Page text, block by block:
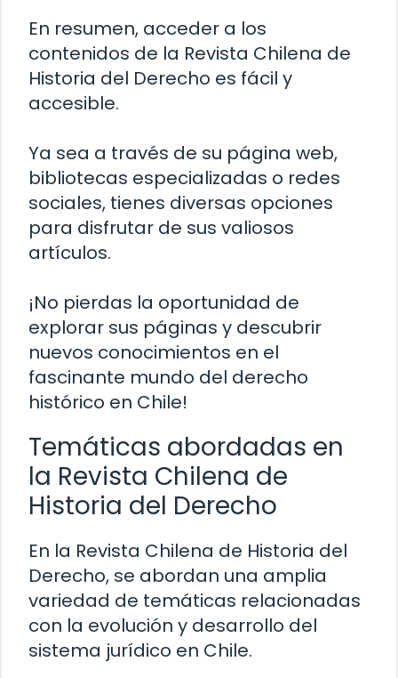
En resumen, acceder a los
contenidos de la Revista Chilena de
Historia del Derecho es fácil y
accesible.
Ya sea a través de su página web,
bibliotecas especializadas o redes
sociales, tienes diversas opciones
para disfrutar de sus valiosos
artículos.
¡No pierdas la oportunidad de
explorar sus páginas y descubrir
nuevos conocimientos en el
fascinante mundo del derecho
histórico en Chile!
Temáticas abordadas en
la Revista Chilena de
Historia del Derecho
En la Revista Chilena de Historia del
Derecho, se abordan una amplia
variedad de temáticas relacionadas
con la evolución y desarrollo del
sistema jurídico en Chile.